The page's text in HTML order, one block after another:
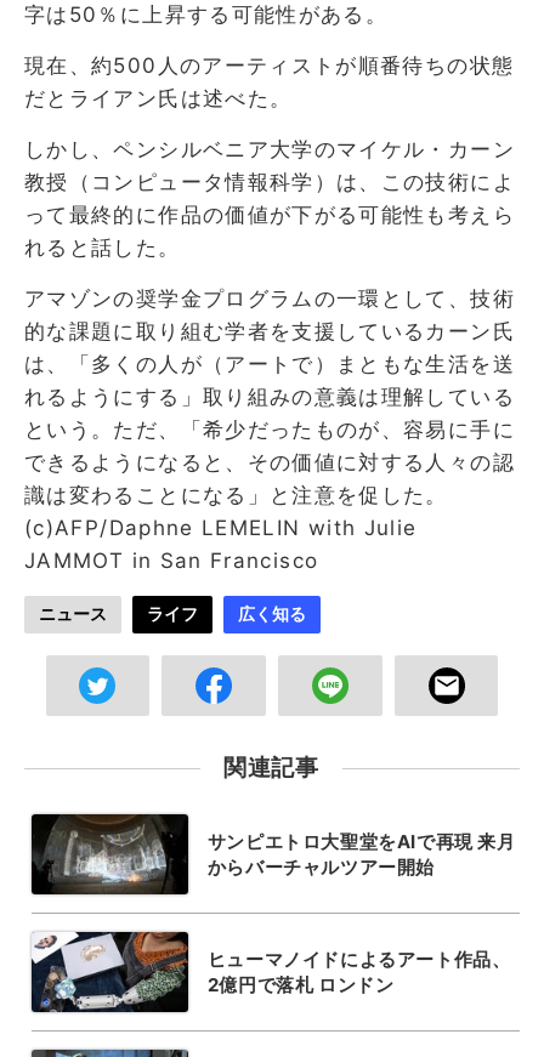
字は50％に上昇する可能性がある。
現在、約500人のアーティストが順番待ちの状態
だとライアン氏は述べた。
しかし、ペンシルベニア大学のマイケル・カーン
教授（コンピュータ情報科学）は、この技術によ
って最終的に作品の価値が下がる可能性も考えら
れると話した。
アマゾンの奨学金プログラムの一環として、技術
的な課題に取り組む学者を支援しているカーン氏
は、「多くの人が（アートで）まともな生活を送
れるようにする」取り組みの意義は理解している
という。ただ、「希少だったものが、容易に手に
できるようになると、その価値に対する人々の認
識は変わることになる」と注意を促した。
(c)AFP/Daphne LEMELIN with Julie
JAMMOT in San Francisco
ニュース ライフ 広く知る
関連記事
サンピエトロ大聖堂をAIで再現 来月
からバーチャルツアー開始
ヒューマノイドによるアート作品、
2億円で落札 ロンドン